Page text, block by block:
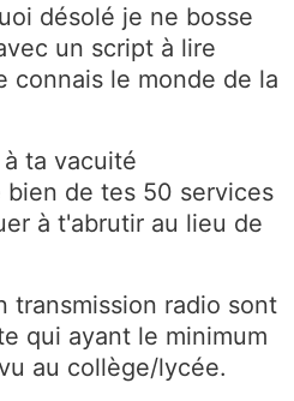
désolé je ne bosse
un script à lire
connais le monde de la
ta vacuité
de tes 50 services
à t'abrutir au lieu de
transmission radio sont
qui ayant le minimum
au collège/lycée.